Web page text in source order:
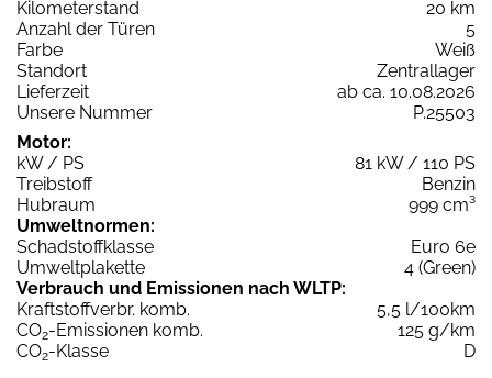
Kilometerstand
20 km
Anzahl der Türen
5
Farbe
Weiß
Standort
Zentrallager
Lieferzeit
ab ca. 10.08.2026
Unsere Nummer
P.25503
Motor:
kW / PS
81 kW / 110 PS
Treibstoff
Benzin
Hubraum
999 cm³
Umweltnormen:
Schadstoffklasse
Euro 6e
Umweltplakette
4 (Green)
Verbrauch und Emissionen nach WLTP:
Kraftstoffverbr. komb.
5,5 l/100km
CO2-Emissionen komb.
125 g/km
CO2-Klasse
D